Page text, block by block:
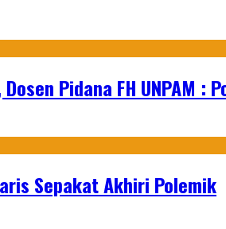
Pidana FH UNPAM
Sepakat Akhiri Polemik